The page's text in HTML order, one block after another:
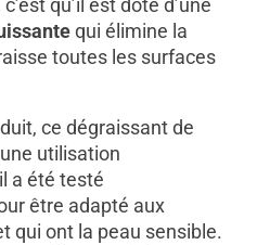
qu’il est doté d’une
qui élimine la
toutes les surfaces
ce dégraissant de
utilisation
a été testé
être adapté aux
qui ont la peau sensible.